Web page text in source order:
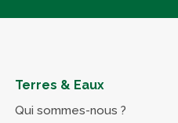
Terres & Eaux
Qui sommes-nous ?